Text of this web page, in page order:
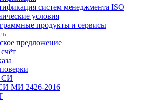
систем менеджмента ISO
условия
продукты и сервисы
предложение
СИ
МИ 2426-2016